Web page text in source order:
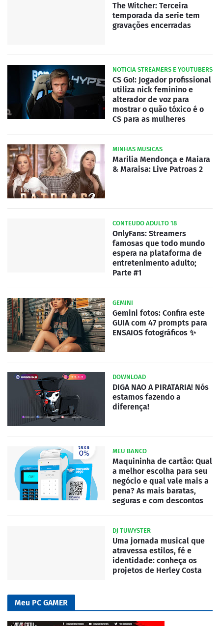
The Witcher: Terceira
temporada da serie tem
gravações encerradas
NOTICIA STREAMERS E YOUTUBERS
CS Go!: Jogador profissional
utiliza nick feminino e
alterador de voz para
mostrar o quão tóxico é o
CS para as mulheres
MINHAS MUSICAS
Marilia Mendonça e Maiara
& Maraisa: Live Patroas 2
CONTEUDO ADULTO 18
OnlyFans: Streamers
famosas que todo mundo
espera na plataforma de
entretenimento adulto;
Parte #1
GEMINI
Gemini fotos: Confira este
GUIA com 47 prompts para
ENSAIOS fotográficos ✨
DOWNLOAD
DIGA NAO A PIRATARIA! Nós
estamos fazendo a
diferença!
MEU BANCO
Maquininha de cartão: Qual
a melhor escolha para seu
negócio e qual vale mais a
pena? As mais baratas,
seguras e com descontos
DJ TUWYSTER
Uma jornada musical que
atravessa estilos, fé e
identidade: conheça os
projetos de Herley Costa
Meu PC GAMER